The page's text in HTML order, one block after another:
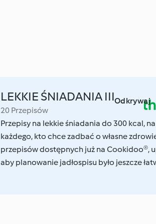
Odkrywaj
LEKKIE ŚNIADANIA III
20 Przepisów
Przepisy na lekkie śniadania do 300 kcal,
każdego, kto chce zadbać o własne
przepisów dostępnych już na Cookidoo®,
aby planowanie jadłospisu było jeszcze